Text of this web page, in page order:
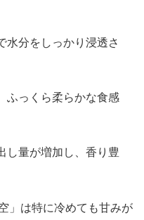
水分をしっかり浸透さ
ふっくら柔らかな食感
し量が増加し、香り豊
」は特に冷めても甘みが